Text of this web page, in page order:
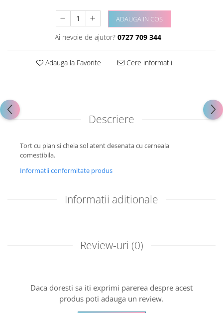
ADAUGA IN COS
Ai nevoie de ajutor? 0727 709 344
Adauga la Favorite Cere informatii
Descriere
Tort cu pian si cheia sol atent desenata cu cerneala
comestibila.
Informatii conformitate produs
Informatii aditionale
Review-uri (0)
Daca doresti sa iti exprimi parerea despre acest
produs poti adauga un review.